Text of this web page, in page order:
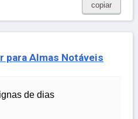
copiar
para Almas Notáveis
de dias